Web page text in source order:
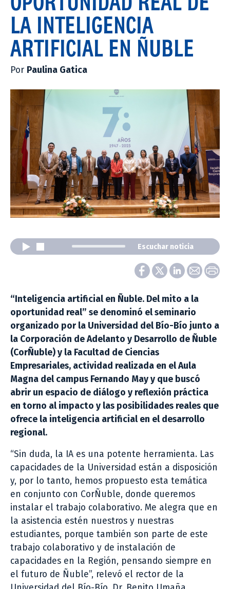
LA INTELIGENCIA
ARTIFICIAL EN ÑUBLE
Por Paulina Gatica
Escuchar noticia
“Inteligencia artificial en Ñuble. Del mito a la
oportunidad real” se denominó el seminario
organizado por la Universidad del Bío-Bío junto a
la Corporación de Adelanto y Desarrollo de Ñuble
(CorÑuble) y la Facultad de Ciencias
Empresariales, actividad realizada en el Aula
Magna del campus Fernando May y que buscó
abrir un espacio de diálogo y reflexión práctica
en torno al impacto y las posibilidades reales que
ofrece la inteligencia artificial en el desarrollo
regional.
“Sin duda, la IA es una potente herramienta. Las
capacidades de la Universidad están a disposición
y, por lo tanto, hemos propuesto esta temática
en conjunto con CorÑuble, donde queremos
instalar el trabajo colaborativo. Me alegra que en
la asistencia estén nuestros y nuestras
estudiantes, porque también son parte de este
trabajo colaborativo y de instalación de
capacidades en la Región, pensando siempre en
el futuro de Ñuble”, relevó el rector de la